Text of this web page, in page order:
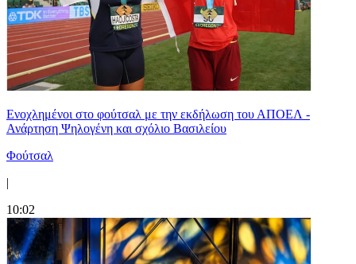
Ενοχλημένοι στο φούτσαλ με την εκδήλωση του ΑΠΟΕΛ -
Ανάρτηση Ψηλογένη και σχόλιο Βασιλείου
Φούτσαλ
|
10:02